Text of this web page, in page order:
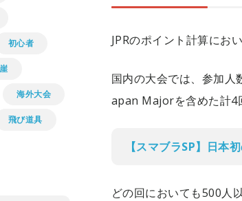
JPRのポイント計算にお
国内の大会では、参加人
apan Majorを含めた計4
【スマブラSP】日本
どの回においても500人
初心者
崖
海外大会
飛び道具